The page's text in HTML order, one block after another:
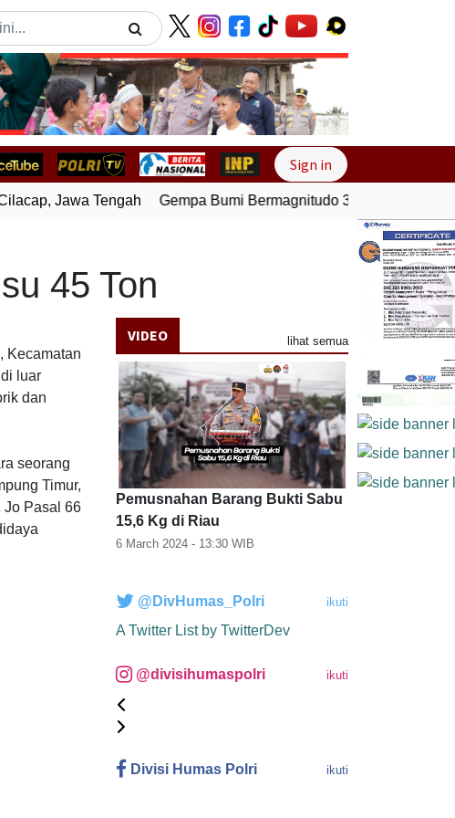
Next
Sign in
Jawa Tengah Gempa Bumi Bermagnitudo 3,0 Guncang
45 Ton
Kecamatan
luar
dan
seorang
Timur,
Jo Pasal 66
VIDEO lihat semua
Pemusnahan Barang Bukti Sabu
15,6 Kg di Riau
6 March 2024 - 13:30 WIB
@DivHumas_Polri ikuti
A Twitter List by TwitterDev
@divisihumaspolri ikuti
Divisi Humas Polri ikuti